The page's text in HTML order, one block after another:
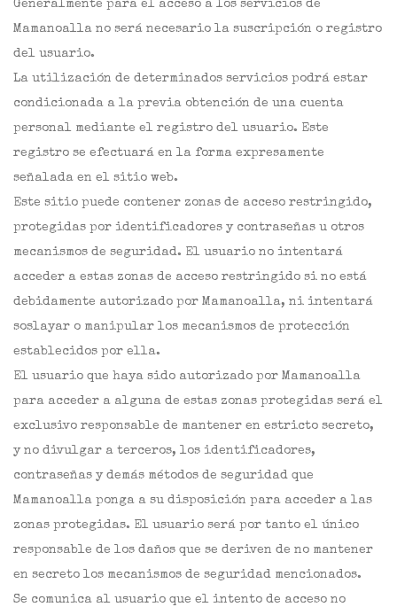
Generalmente para el acceso a los servicios de
Mamanoalla no será necesario la suscripción o registro
del usuario.
La utilización de determinados servicios podrá estar
condicionada a la previa obtención de una cuenta
personal mediante el registro del usuario. Este
registro se efectuará en la forma expresamente
señalada en el sitio web.
Este sitio puede contener zonas de acceso restringido,
protegidas por identificadores y contraseñas u otros
mecanismos de seguridad. El usuario no intentará
acceder a estas zonas de acceso restringido si no está
debidamente autorizado por Mamanoalla, ni intentará
soslayar o manipular los mecanismos de protección
establecidos por ella.
El usuario que haya sido autorizado por Mamanoalla
para acceder a alguna de estas zonas protegidas será el
exclusivo responsable de mantener en estricto secreto,
y no divulgar a terceros, los identificadores,
contraseñas y demás métodos de seguridad que
Mamanoalla ponga a su disposición para acceder a las
zonas protegidas. El usuario será por tanto el único
responsable de los daños que se deriven de no mantener
en secreto los mecanismos de seguridad mencionados.
Se comunica al usuario que el intento de acceso no